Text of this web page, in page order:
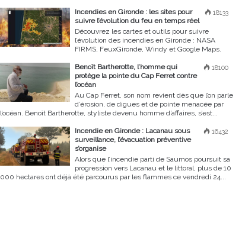
18133
Incendies en Gironde : les sites pour
suivre l’évolution du feu en temps réel
Découvrez les cartes et outils pour suivre
l’évolution des incendies en Gironde : NASA
FIRMS, FeuxGironde, Windy et Google Maps.
18100
Benoît Bartherotte, l’homme qui
protège la pointe du Cap Ferret contre
l’océan
Au Cap Ferret, son nom revient dès que l’on parle
d’érosion, de digues et de pointe menacée par
l’océan. Benoît Bartherotte, styliste devenu homme d’affaires, s’est...
16432
Incendie en Gironde : Lacanau sous
surveillance, l’évacuation préventive
s’organise
Alors que l’incendie parti de Saumos poursuit sa
progression vers Lacanau et le littoral, plus de 10
000 hectares ont déjà été parcourus par les flammes ce vendredi 24...